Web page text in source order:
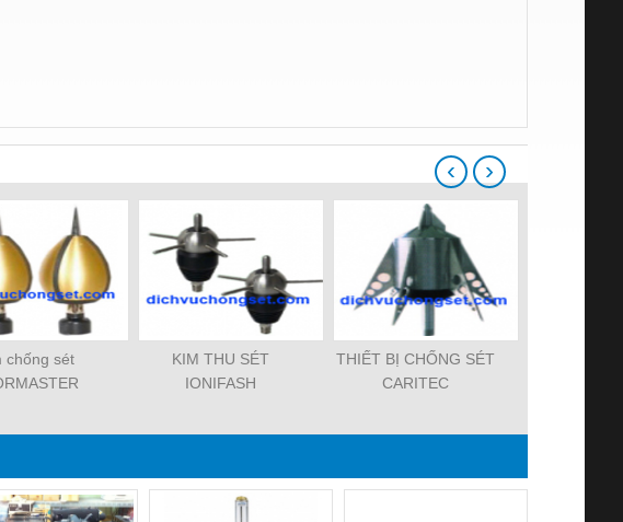
chống sét
KIM THU SÉT
IONIFASH
THIẾT BỊ CHỐNG SÉT
CARITEC
‹ ›